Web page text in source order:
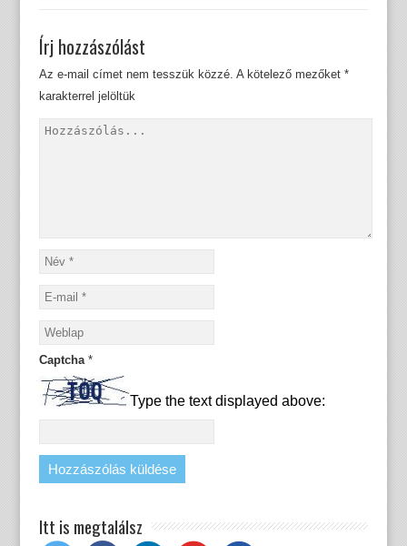
Írj hozzászólást
Az e-mail címet nem tesszük közzé. A kötelező mezőket *
karakterrel jelöltük
Captcha *
Type the text displayed above:
Itt is megtalálsz